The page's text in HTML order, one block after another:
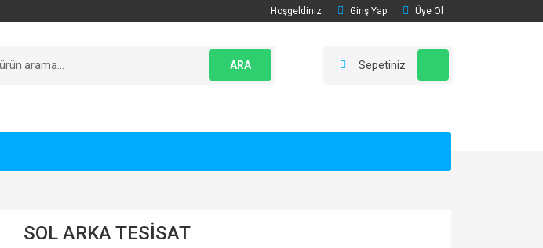
Hoşgeldiniz Giriş Yap Üye Ol
ARA Sepetiniz
SOL ARKA TESİSAT